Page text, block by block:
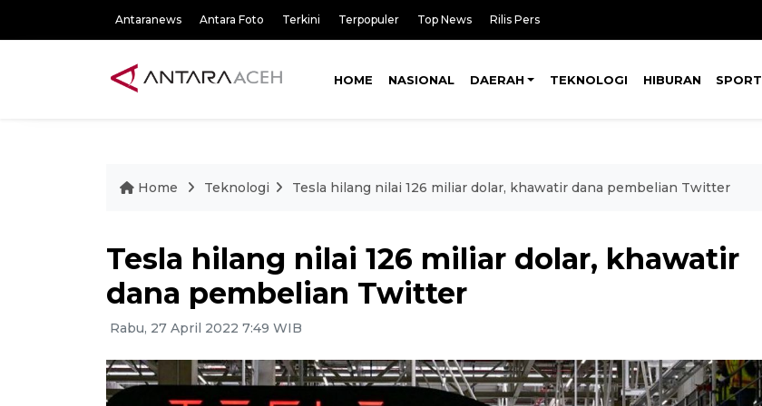
Antaranews Antara Foto Terkini Terpopuler Top News Rilis Pers
HOME NASIONAL DAERAH TEKNOLOGI HIBURAN SPORT
Home Teknologi Tesla hilang nilai 126 miliar dolar, khawatir dana pembelian Twitter
Tesla hilang nilai 126 miliar dolar, khawatir
dana pembelian Twitter
Rabu, 27 April 2022 7:49 WIB